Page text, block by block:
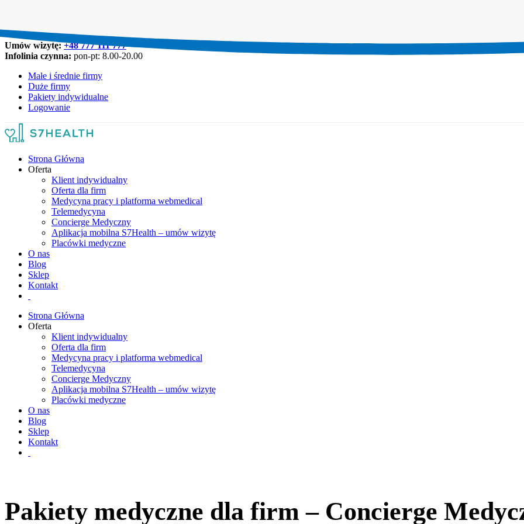
Umów wizytę:+48 777 111 777
Infolinia czynna: pon-pt: 8.00-20.00
Małe i średnie firmy
Duże firmy
Pakiety indywidualne
Logowanie
Strona Główna
Oferta
Klient indywidualny
Oferta dla firm
Medycyna pracy i platforma webmedical
Telemedycyna
Concierge Medyczny
Aplikacja mobilna S7Health – umów wizytę
Placówki medyczne
O nas
Blog
Sklep
Kontakt
Strona Główna
Oferta
Klient indywidualny
Oferta dla firm
Medycyna pracy i platforma webmedical
Telemedycyna
Concierge Medyczny
Aplikacja mobilna S7Health – umów wizytę
Placówki medyczne
O nas
Blog
Sklep
Kontakt
Pakiety medyczne dla firm – Concierge